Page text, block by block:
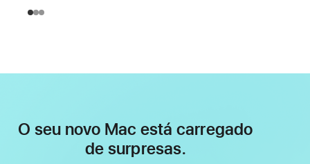
O seu novo Mac está carregado
de surpresas.